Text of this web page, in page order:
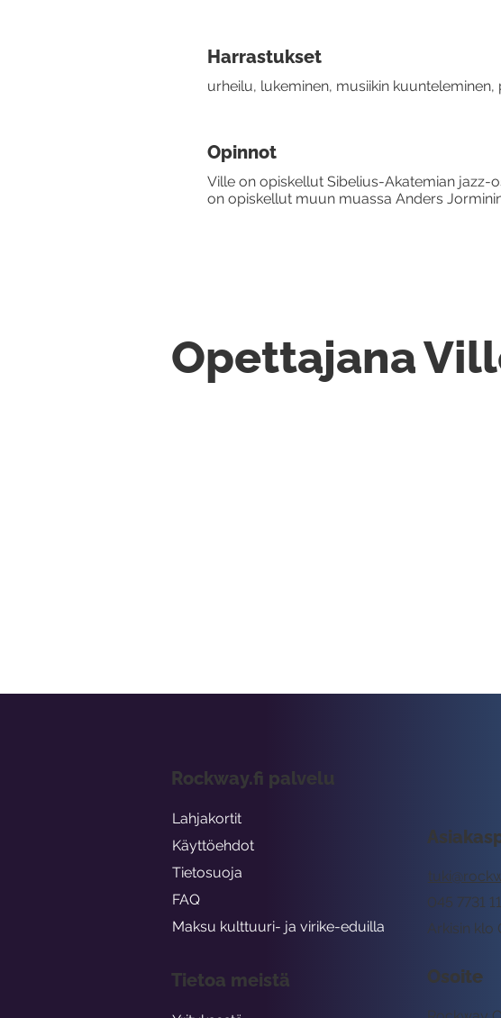
Opettajana
Harrastukset
urheilu, lukeminen, musiikin kuunteleminen,
Opinnot
Ville on opiskellut Sibelius-Akatemian
on opiskellut muun muassa Anders
Arkisin klo
045 7731
Osoite
Rockway.fi palvelu
Lahjakortit
Käyttöehdot
Tietosuoja
FAQ
Maksu kulttuuri- ja virike-eduilla
Tietoa meistä